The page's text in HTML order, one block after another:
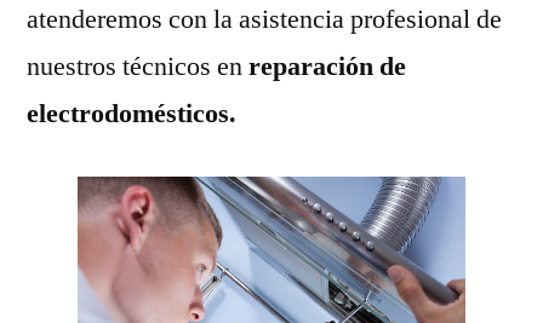
atenderemos con la asistencia profesional de
nuestros técnicos enreparación de
electrodomésticos.